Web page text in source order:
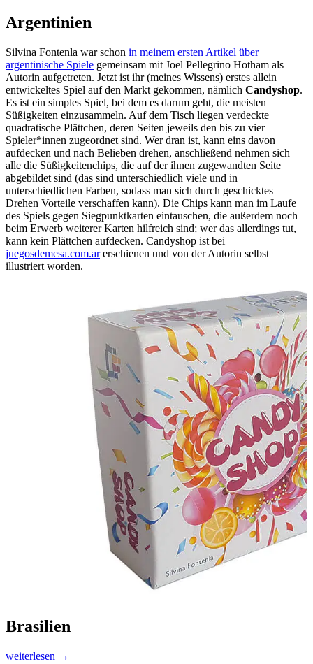
Argentinien
Silvina Fontenla war schon in meinem ersten Artikel über
argentinische Spiele gemeinsam mit Joel Pellegrino Hotham als
Autorin aufgetreten. Jetzt ist ihr (meines Wissens) erstes allein
entwickeltes Spiel auf den Markt gekommen, nämlich Candyshop.
Es ist ein simples Spiel, bei dem es darum geht, die meisten
Süßigkeiten einzusammeln. Auf dem Tisch liegen verdeckte
quadratische Plättchen, deren Seiten jeweils den bis zu vier
Spieler*innen zugeordnet sind. Wer dran ist, kann eins davon
aufdecken und nach Belieben drehen, anschließend nehmen sich
alle die Süßigkeitenchips, die auf der ihnen zugewandten Seite
abgebildet sind (das sind unterschiedlich viele und in
unterschiedlichen Farben, sodass man sich durch geschicktes
Drehen Vorteile verschaffen kann). Die Chips kann man im Laufe
des Spiels gegen Siegpunktkarten eintauschen, die außerdem noch
beim Erwerb weiterer Karten hilfreich sind; wer das allerdings tut,
kann kein Plättchen aufdecken. Candyshop ist bei
juegosdemesa.com.arerschienen und von der Autorin selbst
illustriert worden.
Brasilien
Neue
weiterlesen →